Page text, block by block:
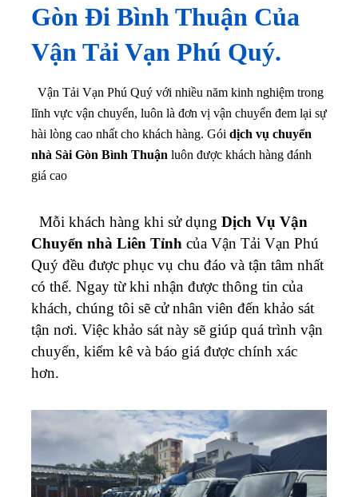
Gòn Đi Bình Thuận Của
Vận Tải Vạn Phú Quý.
Vận Tải Vạn Phú Quý với nhiều năm kinh nghiệm trong
lĩnh vực vận chuyển, luôn là đơn vị vận chuyển đem lại sự
hài lòng cao nhất cho khách hàng. Gói dịch vụ chuyển
nhà Sài Gòn Bình Thuận luôn được khách hàng đánh
giá cao
Mỗi khách hàng khi sử dụng Dịch Vụ Vận
Chuyển nhà Liên Tỉnh của Vận Tải Vạn Phú
Quý đều được phục vụ chu đáo và tận tâm nhất
có thể. Ngay từ khi nhận được thông tin của
khách, chúng tôi sẽ cử nhân viên đến khảo sát
tận nơi. Việc khảo sát này sẽ giúp quá trình vận
chuyển, kiểm kê và báo giá được chính xác
hơn.